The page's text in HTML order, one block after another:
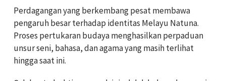
Perdagangan yang berkembang pesat membawa
pengaruh besar terhadap identitas Melayu Natuna.
Proses pertukaran budaya menghasilkan perpaduan
unsur seni, bahasa, dan agama yang masih terlihat
hingga saat ini.